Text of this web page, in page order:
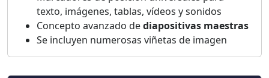
texto, imágenes, tablas, vídeos y sonidos
Concepto avanzado dediapositivas maestras
Se incluyen numerosas viñetas de imagen